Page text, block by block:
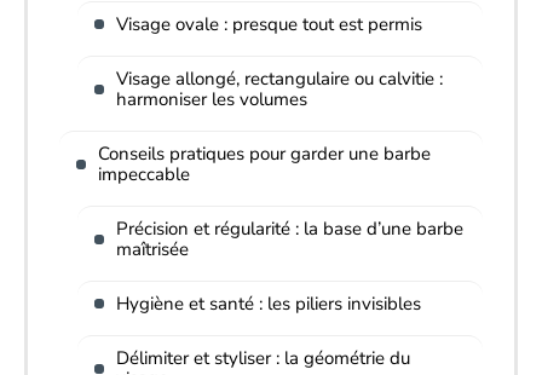
Visage ovale : presque tout est permis
Visage allongé, rectangulaire ou calvitie :
harmoniser les volumes
Conseils pratiques pour garder une barbe
impeccable
Précision et régularité : la base d’une barbe
maîtrisée
Hygiène et santé : les piliers invisibles
Délimiter et styliser : la géométrie du